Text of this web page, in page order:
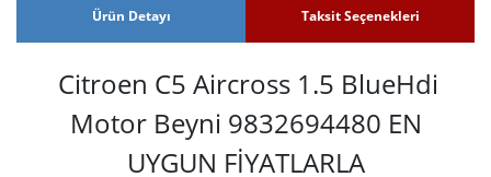
Ürün Detayı Taksit Seçenekleri
Citroen C5 Aircross 1.5 BlueHdi
Motor Beyni 9832694480 EN
UYGUN FİYATLARLA